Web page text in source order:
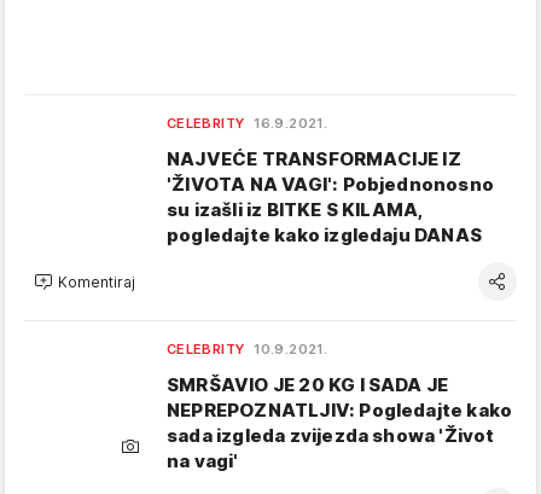
CELEBRITY 16.9.2021.
NAJVEĆE TRANSFORMACIJE IZ
'ŽIVOTA NA VAGI': Pobjednonosno
su izašli iz BITKE S KILAMA,
pogledajte kako izgledaju DANAS
Komentiraj
CELEBRITY 10.9.2021.
SMRŠAVIO JE 20 KG I SADA JE
NEPREPOZNATLJIV: Pogledajte kako
sada izgleda zvijezda showa 'Život
na vagi'